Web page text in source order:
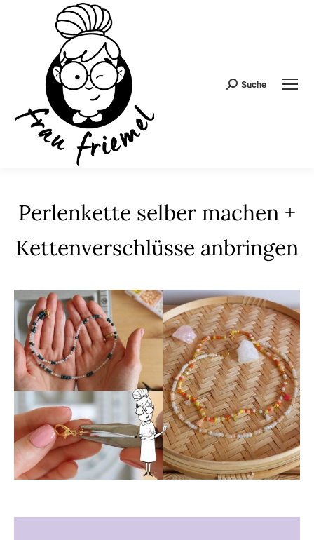
Search:
Suche
Perlenkette selber machen +
Kettenverschlüsse anbringen